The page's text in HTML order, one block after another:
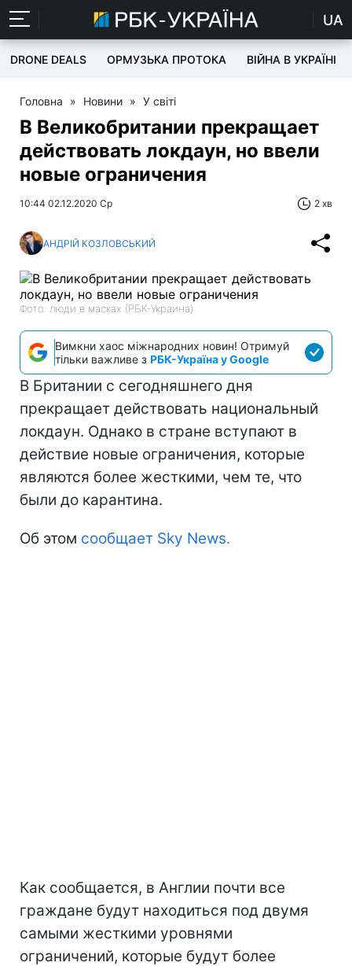
UA
DRONE DEALS ОРМУЗЬКА ПРОТОКА ВІЙНА В УКРАЇНІ
Головна » Новини » У світі
В Великобритании прекращает
действовать локдаун, но ввели
новые ограничения
10:44 02.12.2020 Ср 2 хв
АНДРІЙ КОЗЛОВСЬКИЙ
Фото: люди в масках (РБК-Украина)
Вимкни хаос міжнародних новин! Отримуй
тільки важливе з РБК-Україна у Google
В Британии с сегодняшнего дня
прекращает действовать национальный
локдаун. Однако в стране вступают в
действие новые ограничения, которые
являются более жесткими, чем те, что
были до карантина.
Об этом сообщает Sky News.
Как сообщается, в Англии почти все
граждане будут находиться под двумя
самыми жесткими уровнями
ограничений, которые будут более